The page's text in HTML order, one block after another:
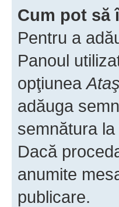
Cum pot să
Pentru a
Panoul
opţiunea
adăuga
semnătura
Dacă
anumite
publicare.